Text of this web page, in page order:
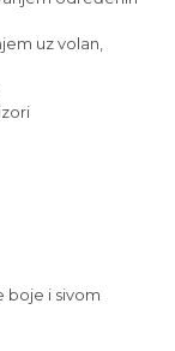
uz volan,
boje i sivom